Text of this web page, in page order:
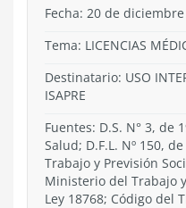
Fecha: 20 de
Tema: LICENCIAS
Destinatario: USO
ISAPRE
Fuentes: D.S. N° 3, de
Salud; D.F.L. Nº 150,
Trabajo y Previsión
Ministerio del Trabajo
Ley 18768; Código del